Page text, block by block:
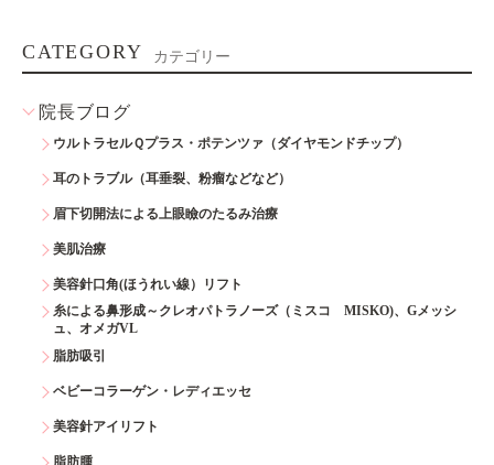
CATEGORY カテゴリー
院長ブログ
ウルトラセルＱプラス・ポテンツァ（ダイヤモンドチップ）
耳のトラブル（耳垂裂、粉瘤などなど）
眉下切開法による上眼瞼のたるみ治療
美肌治療
美容針口角(ほうれい線）リフト
糸による鼻形成～クレオパトラノーズ（ミスコ MISKO)、Gメッシ
ュ、オメガVL
脂肪吸引
ベビーコラーゲン・レディエッセ
美容針アイリフト